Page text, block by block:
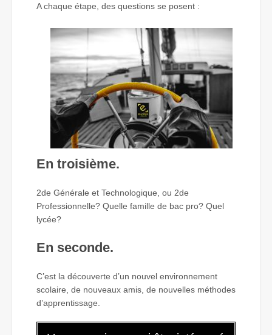
A chaque étape, des questions se posent :
En troisième.
2de Générale et Technologique, ou 2de
Professionnelle? Quelle famille de bac pro? Quel
lycée?
En seconde.
C’est la découverte d’un nouvel environnement
scolaire, de nouveaux amis, de nouvelles méthodes
d’apprentissage.